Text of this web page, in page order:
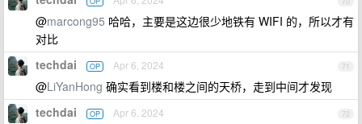
@marcong95 哈哈，主要是这边很少地铁有 WIFI 的，所以才有
对比
71
techdai OP Apr 6, 2024
@LiYanHong 确实看到楼和楼之间的天桥，走到中间才发现
72
techdai OP Apr 6, 2024